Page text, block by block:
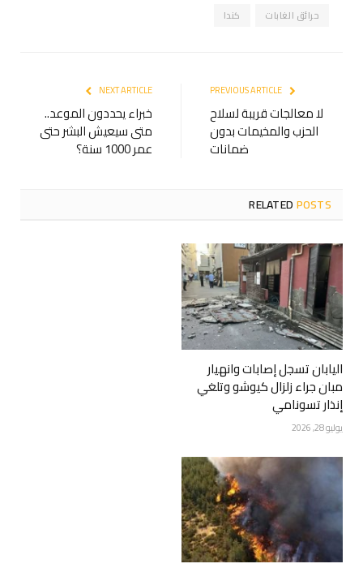
حرائق الغابات كندا
لا معالجات قريبة لسلاح
الحزب والمخيمات بدون
ضمانات
NEXT ARTICLE
خبراء يحددون الموعد..
متى سيعيش البشر حتى
عمر 1000 سنة؟
RELATEDPOSTS
اليابان تسجل إصابات وانهيار
مبان جراء زلزال كيوشو وتلغي
إنذار تسونامي
يوليو 28, 2026